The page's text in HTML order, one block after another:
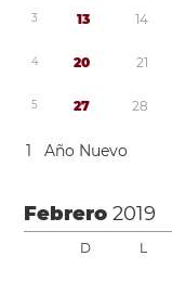
3 13 14
4 20 21
5 27 28
1 Año Nuevo
Febrero2019
D L